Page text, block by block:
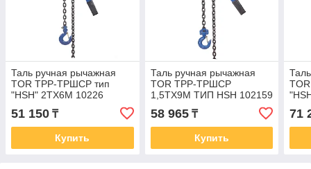
Таль ручная рычажная
TOR ТРР-ТРШСР тип
"HSH" 2TХ6М 10226
51 150 ₸
Купить
Таль ручная рычажная
TOR ТРР-ТРШСР
1,5ТХ9М ТИП HSH 102159
58 965₸
Купить
71